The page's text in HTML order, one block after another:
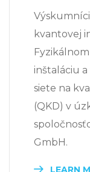
kvantovej
inštaláciu
siete na
(QKD) v
GmbH.
LEARN